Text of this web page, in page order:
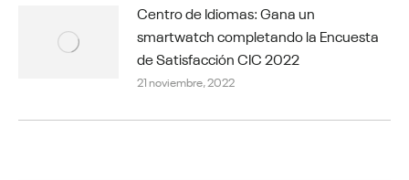
Centro de Idiomas: Gana un
smartwatch completando la Encuesta
de Satisfacción CIC 2022
21 noviembre, 2022